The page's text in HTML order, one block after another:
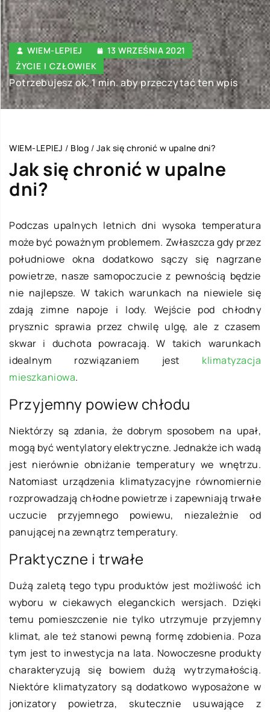
WIEM-LEPIEJ
13 WRZEŚNIA 2021
ŻYCIE I CZŁOWIEK
Potrzebujesz ok. 1 min. aby przeczytać ten wpis
WIEM-LEPIEJ / Blog / Jak się chronić w upalne dni?
Jak się chronić w upalne
dni?
Podczas upalnych letnich dni wysoka temperatura
może być poważnym problemem. Zwłaszcza gdy przez
południowe okna dodatkowo sączy się nagrzane
powietrze, nasze samopoczucie z pewnością będzie
nie najlepsze. W takich warunkach na niewiele się
zdają zimne napoje i lody. Wejście pod chłodny
prysznic sprawia przez chwilę ulgę, ale z czasem
skwar i duchota powracają. W takich warunkach
idealnym rozwiązaniem jest klimatyzacja
mieszkaniowa.
Przyjemny powiew chłodu
Niektórzy są zdania, że dobrym sposobem na upał,
mogą być wentylatory elektryczne. Jednakże ich wadą
jest nierównie obniżanie temperatury we wnętrzu.
Natomiast urządzenia klimatyzacyjne równomiernie
rozprowadzają chłodne powietrze i zapewniają trwałe
uczucie przyjemnego powiewu, niezależnie od
panującej na zewnątrz temperatury.
Praktyczne i trwałe
Dużą zaletą tego typu produktów jest możliwość ich
wyboru w ciekawych eleganckich wersjach. Dzięki
temu pomieszczenie nie tylko utrzymuje przyjemny
klimat, ale też stanowi pewną formę zdobienia. Poza
tym jest to inwestycja na lata. Nowoczesne produkty
charakteryzują się bowiem dużą wytrzymałością.
Niektóre klimatyzatory są dodatkowo wyposażone w
jonizatory powietrza, skutecznie usuwające z